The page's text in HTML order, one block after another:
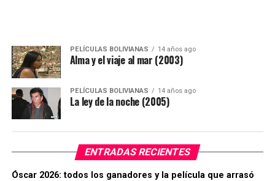
PELÍCULAS BOLIVIANAS 14 años ago
Alma y el viaje al mar (2003)
PELÍCULAS BOLIVIANAS 14 años ago
La ley de la noche (2005)
ENTRADAS RECIENTES
Óscar 2026: todos los ganadores y la película que arrasó